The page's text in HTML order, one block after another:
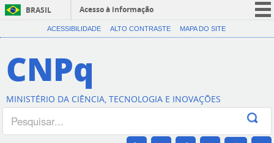
BRASIL
Acesso à informação
CORONAVÍRUS (COVID-19)
Canais
ACESSIBILIDADE ALTO CONTRASTE MAPA DO SITE
CNPq
MINISTÉRIO DA CIÊNCIA, TECNOLOGIA E INOVAÇÕES